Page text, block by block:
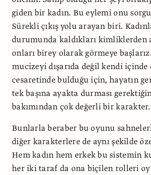
giden bir kadın. Bu eylemi onu
Sürekli çıkış yolu arayan biri.
durumunda kaldıkları kimliklerden
onları birey olarak görmeye
mucizeyi dışarıda değil kendi
cesaretinde bulduğu için, hayatın
tek başına ayakta durması
bakımından çok değerli bir karakter.
Bunlarla beraber bu oyunu
diğer karakterlere de aynı şekilde
Hem kadın hem erkek bu sistemin
her iki taraf da ona biçilen rolleri